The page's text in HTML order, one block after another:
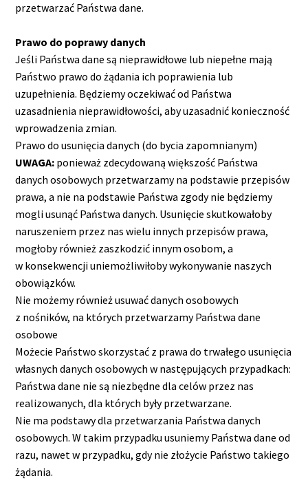
przetwarzać Państwa dane.
Prawo do poprawy danych
Jeśli Państwa dane są nieprawidłowe lub niepełne mają
Państwo prawo do żądania ich poprawienia lub
uzupełnienia. Będziemy oczekiwać od Państwa
uzasadnienia nieprawidłowości, aby uzasadnić konieczność
wprowadzenia zmian.
Prawo do usunięcia danych (do bycia zapomnianym)
UWAGA: ponieważ zdecydowaną większość Państwa
danych osobowych przetwarzamy na podstawie przepisów
prawa, a nie na podstawie Państwa zgody nie będziemy
mogli usunąć Państwa danych. Usunięcie skutkowałoby
naruszeniem przez nas wielu innych przepisów prawa,
mogłoby również zaszkodzić innym osobom, a
w konsekwencji uniemożliwiłoby wykonywanie naszych
obowiązków.
Nie możemy również usuwać danych osobowych
z nośników, na których przetwarzamy Państwa dane
osobowe
Możecie Państwo skorzystać z prawa do trwałego usunięcia
własnych danych osobowych w następujących przypadkach:
Państwa dane nie są niezbędne dla celów przez nas
realizowanych, dla których były przetwarzane.
Nie ma podstawy dla przetwarzania Państwa danych
osobowych. W takim przypadku usuniemy Państwa dane od
razu, nawet w przypadku, gdy nie złożycie Państwo takiego
żądania.